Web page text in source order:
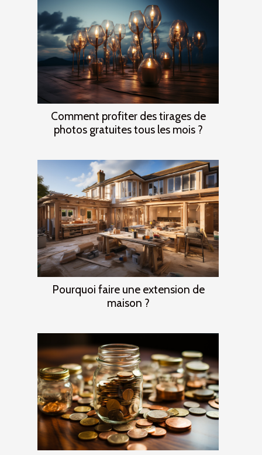
Comment profiter des tirages de
photos gratuites tous les mois ?
Pourquoi faire une extension de
maison ?